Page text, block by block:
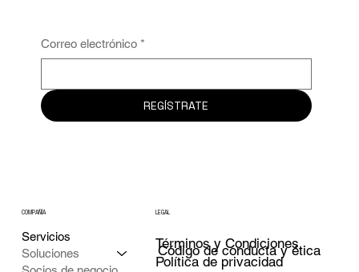
Correo electrónico *
REGÍSTRATE
COMPAÑÍA
Servicios
Soluciones
LEGAL
Términos y Condiciones
Política de privacidad
Código de conducta y ética